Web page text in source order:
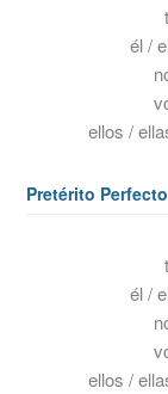
él /
ellos /
Pretérito
él /
ellos /